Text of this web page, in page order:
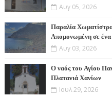
Αυγ 05, 2026
Παραλία
Απομονωμένη σε ένα
Αυγ 03, 2026
Ο ναός του Αγίου
Πλατανιά Χανίων
Ιουλ 29, 2026